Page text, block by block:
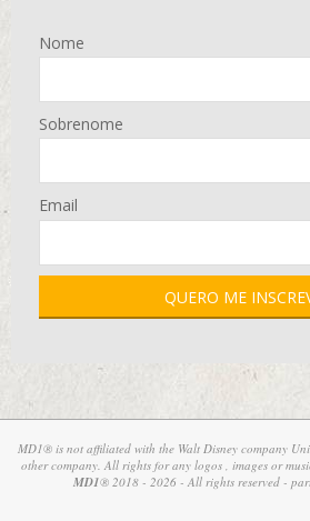
Nome
Sobrenome
Email
MD1® is not affiliated with the Walt Disney company
other company. All rights for any logos , images or
MD1® 2018 - 2026 - All rights reserved -